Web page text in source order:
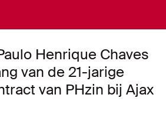
Henrique Chaves
van de 21-jarige
van PHzin bij Ajax